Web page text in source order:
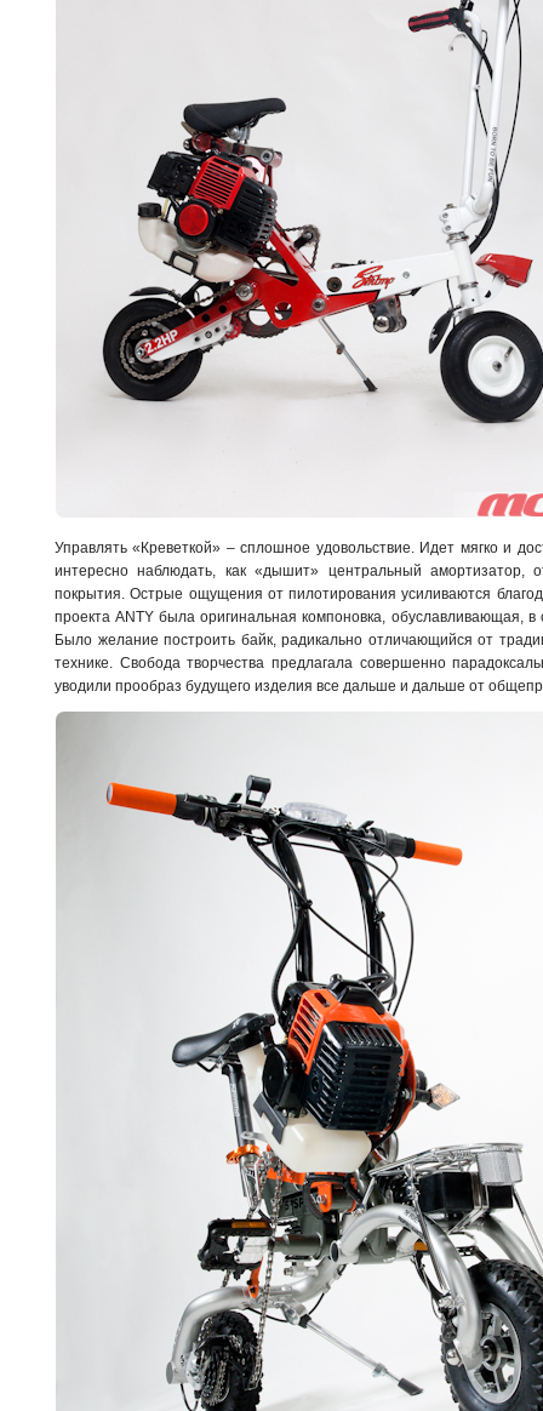
Управлять «Креветкой» – сплошное удовольствие. Идет мягко и
интересно наблюдать, как «дышит» центральный амортизатор,
покрытия. Острые ощущения от пилотирования усиливаются
проекта ANTY была оригинальная компоновка, обуславливающая,
Было желание построить байк, радикально отличающийся от
технике. Свобода творчества предлагала совершенно
уводили прообраз будущего изделия все дальше и дальше от